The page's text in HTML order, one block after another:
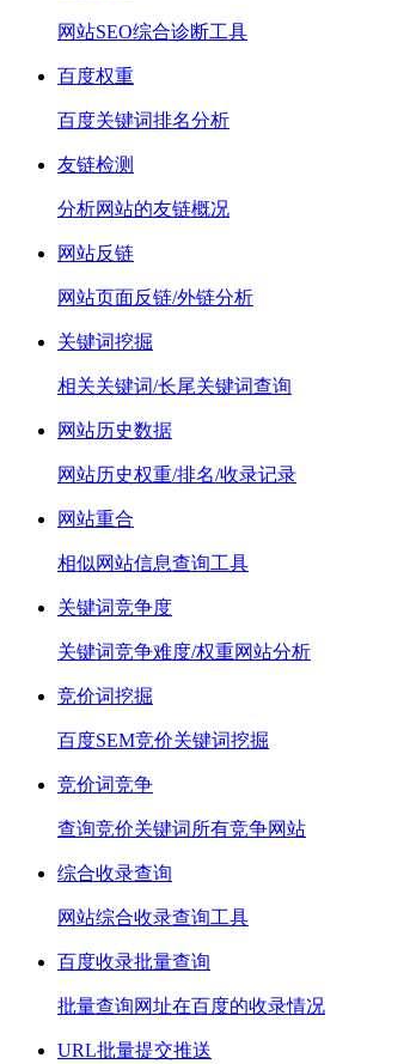
网站SEO综合诊断工具
百度权重
百度关键词排名分析
友链检测
分析网站的友链概况
网站反链
网站页面反链/外链分析
关键词挖掘
相关关键词/长尾关键词查询
网站历史数据
网站历史权重/排名/收录记录
网站重合
相似网站信息查询工具
关键词竞争度
关键词竞争难度/权重网站分析
竞价词挖掘
百度SEM竞价关键词挖掘
竞价词竞争
查询竞价关键词所有竞争网站
综合收录查询
网站综合收录查询工具
百度收录批量查询
批量查询网址在百度的收录情况
URL批量提交推送